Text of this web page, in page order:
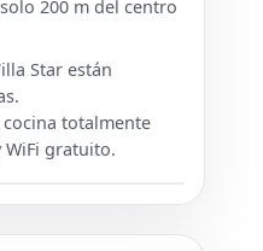
200 m del centro
Star están
totalmente
gratuito.